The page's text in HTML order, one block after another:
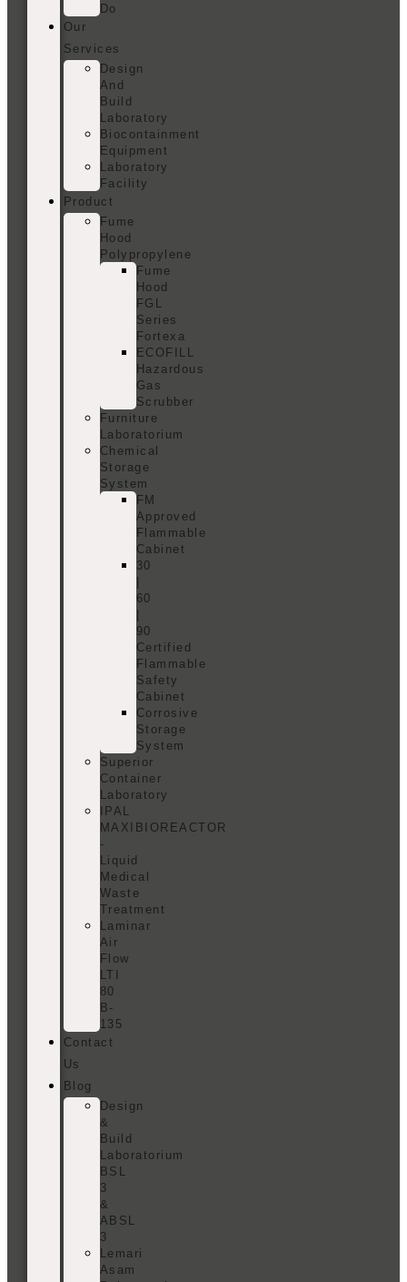
Do
Our
Services
Design
And
Build
Laboratory
Biocontainment
Equipment
Laboratory
Facility
Product
Fume
Hood
Polypropylene
Fume
Hood
FGL
Series
Fortexa
ECOFILL
Hazardous
Gas
Scrubber
Furniture
Laboratorium
Chemical
Storage
System
FM
Approved
Flammable
Cabinet
30
60
90
Certified
Flammable
Safety
Cabinet
Corrosive
Storage
System
Superior
Container
Laboratory
IPAL
MAXIBIOREACTOR
-
Liquid
Medical
Waste
Treatment
Laminar
Air
Flow
LTI
80
B-
135
Contact
Us
Blog
Design
&
Build
Laboratorium
BSL
3
&
ABSL
3
Lemari
Asam